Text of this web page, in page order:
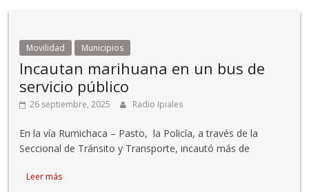
Movilidad Municipios
Incautan marihuana en un bus de
servicio público
26 septiembre, 2025 Radio Ipiales
En la vía Rumichaca – Pasto, la Policía, a través de la
Seccional de Tránsito y Transporte, incautó más de
Leer más